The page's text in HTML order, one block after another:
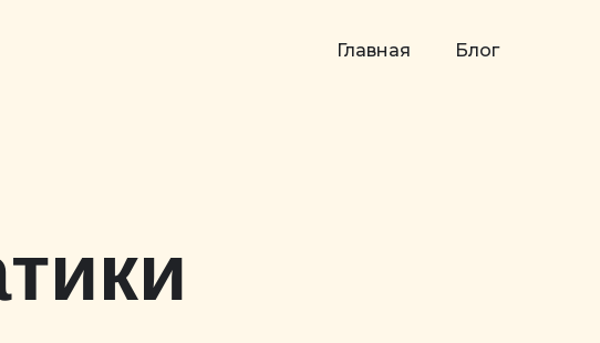
Главная Блог